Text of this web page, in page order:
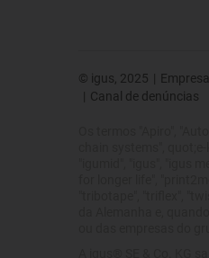
© igus, 2025 | Empresa
| Canal de denúncias